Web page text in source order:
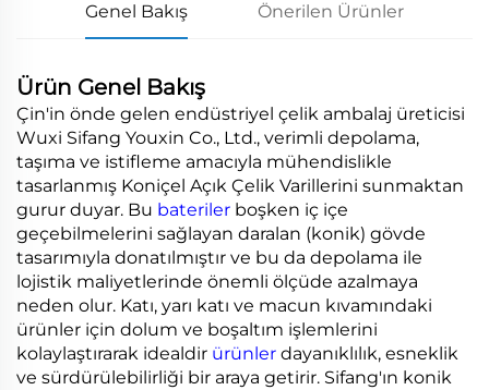
Genel Bakış Önerilen Ürünler
Ürün Genel Bakış
Çin'in önde gelen endüstriyel çelik ambalaj üreticisi
Wuxi Sifang Youxin Co., Ltd., verimli depolama,
taşıma ve istifleme amacıyla mühendislikle
tasarlanmış Koniçel Açık Çelik Varillerini sunmaktan
gurur duyar. Bu bateriler boşken iç içe
geçebilmelerini sağlayan daralan (konik) gövde
tasarımıyla donatılmıştır ve bu da depolama ile
lojistik maliyetlerinde önemli ölçüde azalmaya
neden olur. Katı, yarı katı ve macun kıvamındaki
ürünler için dolum ve boşaltım işlemlerini
kolaylaştırarak idealdir ürünler dayanıklılık, esneklik
ve sürdürülebilirliği bir araya getirir. Sifang'ın konik